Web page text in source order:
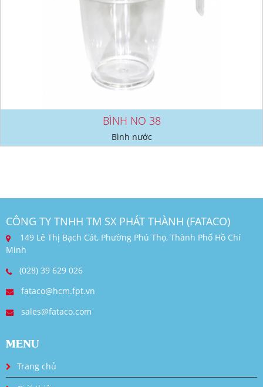
BÌNH NO 38
Bình nước
CÔNG TY TNHH TM SX PHÁT THÀNH (FATACO)
149 Lê Thị Bạch Cát, Phường Phú Thọ, Thành Phố Hồ Chí
Minh
(028) 39 629 026
fataco@hcm.fpt.vn
sales@fataco.com
MENU
Trang chủ